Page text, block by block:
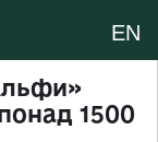
EN
1500